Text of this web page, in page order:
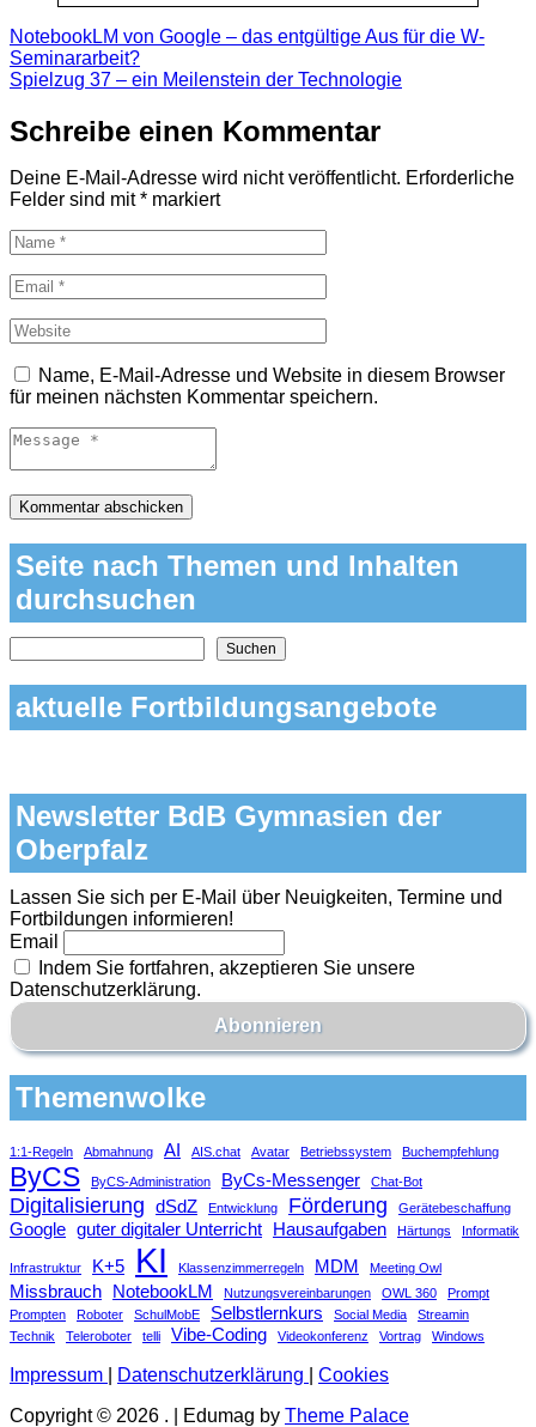
Beitragsnavigation
NotebookLM von Google – das entgültige Aus für die W-
Seminararbeit?
Spielzug 37 – ein Meilenstein der Technologie
Schreibe einen Kommentar
Deine E-Mail-Adresse wird nicht veröffentlicht. Erforderliche
Felder sind mit* markiert
Name, E-Mail-Adresse und Website in diesem Browser
für meinen nächsten Kommentar speichern.
Seite nach Themen und Inhalten
durchsuchen
Nach Themen und Inhalten auf der Seite suchen
Suchen
aktuelle Fortbildungsangebote
Newsletter BdB Gymnasien der
Oberpfalz
Lassen Sie sich per E-Mail über Neuigkeiten, Termine und
Fortbildungen informieren!
Email
Indem Sie fortfahren, akzeptieren Sie unsere
Datenschutzerklärung.
Themenwolke
1:1-Regeln Abmahnung AI AIS.chat Avatar Betriebssystem Buchempfehlung
ByCS ByCS-Administration ByCs-Messenger Chat-Bot
Digitalisierung dSdZ Entwicklung Förderung Gerätebeschaffung
Google guter digitaler Unterricht Hausaufgaben Härtungs Informatik
Infrastruktur K+5 KI Klassenzimmerregeln MDM Meeting Owl
Missbrauch NotebookLM Nutzungsvereinbarungen OWL 360
Prompt
Prompten
Roboter SchulMobE Selbstlernkurs Social Media
Streamin
Technik
Teleroboter telli Vibe-Coding Videokonferenz Vortrag Windows
Impressum Datenschutzerklärung
Cookies
Copyright © 2026 . Edumag by Theme Palace